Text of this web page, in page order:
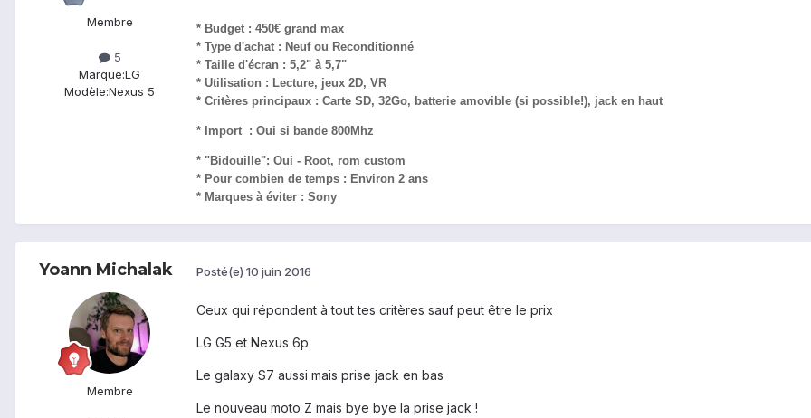
Membre
5
Marque:LG
Modèle:Nexus 5
* Budget : 450€ grand max
* Type d'achat : Neuf ou Reconditionné
* Taille d'écran : 5,2" à 5,7"
* Utilisation : Lecture, jeux 2D, VR
* Critères principaux : Carte SD, 32Go, batterie amovible (si possible!), jack en haut
* Import : Oui si bande 800Mhz
* "Bidouille": Oui - Root, rom custom
* Pour combien de temps : Environ 2 ans
* Marques à éviter : Sony
Yoann Michalak
Membre
Posté(e) 10 juin 2016
Ceux qui répondent à tout tes critères sauf peut être le prix
LG G5 et Nexus 6p
Le galaxy S7 aussi mais prise jack en bas
Le nouveau moto Z mais bye bye la prise jack !